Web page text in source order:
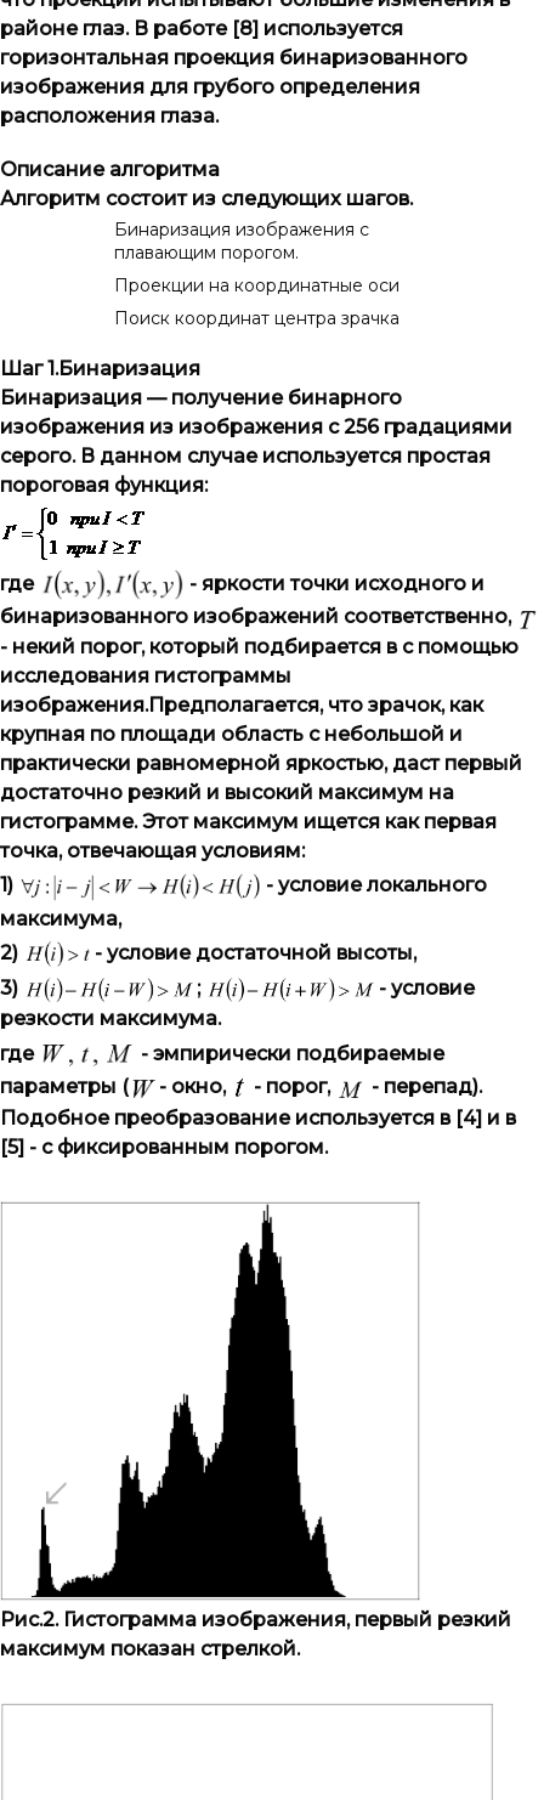
районе глаз. В работе [8] используется
горизонтальная проекция бинаризованного
изображения для грубого определения
расположения глаза.
Описание алгоритма
Алгоритм состоит из следующих шагов.
Бинаризация изображения с
плавающим порогом.
Проекции на координатные оси
Поиск координат центра зрачка
Шаг 1.Бинаризация
Бинаризация — получение бинарного
изображения из изображения с 256 градациями
серого. В данном случае используется простая
пороговая функция:
где
- яркости точки исходного и
бинаризованного изображений соответственно,
- некий порог, который подбирается в с помощью
исследования гистограммы
изображения.Предполагается, что зрачок, как
крупная по площади область с небольшой и
практически равномерной яркостью, даст первый
достаточно резкий и высокий максимум на
гистограмме. Этот максимум ищется как первая
точка, отвечающая условиям:
1)
- условие локального
максимума,
2)
- условие достаточной высоты,
3)
;
- условие
резкости максимума.
где
- эмпирически подбираемые
параметры (
- окно, - порог,
- перепад).
Подобное преобразование используется в [4] и в
[5] - с фиксированным порогом.
Рис.2. Гистограмма изображения, первый резкий
максимум показан стрелкой.